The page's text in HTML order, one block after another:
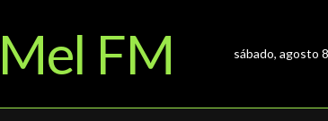
sábado, agosto